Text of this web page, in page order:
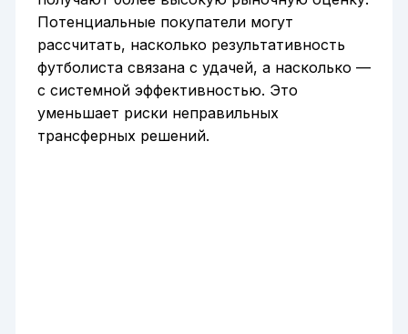
Потенциальные покупатели могут
рассчитать, насколько результативность
футболиста связана с удачей, а насколько —
с системной эффективностью. Это
уменьшает риски неправильных
трансферных решений.